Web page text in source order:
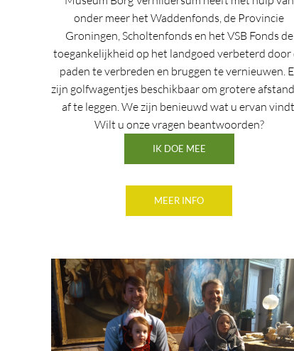
onder meer het Waddenfonds, de Provincie
Groningen, Scholtenfonds en het VSB Fonds de
toegankelijkheid op het landgoed verbeterd door
paden te verbreden en bruggen te vernieuwen.
zijn golfwagentjes beschikbaar om grotere
af te leggen. We zijn benieuwd wat u ervan
Wilt u onze vragen beantwoorden?
IK DOE MEE
MEER INFO